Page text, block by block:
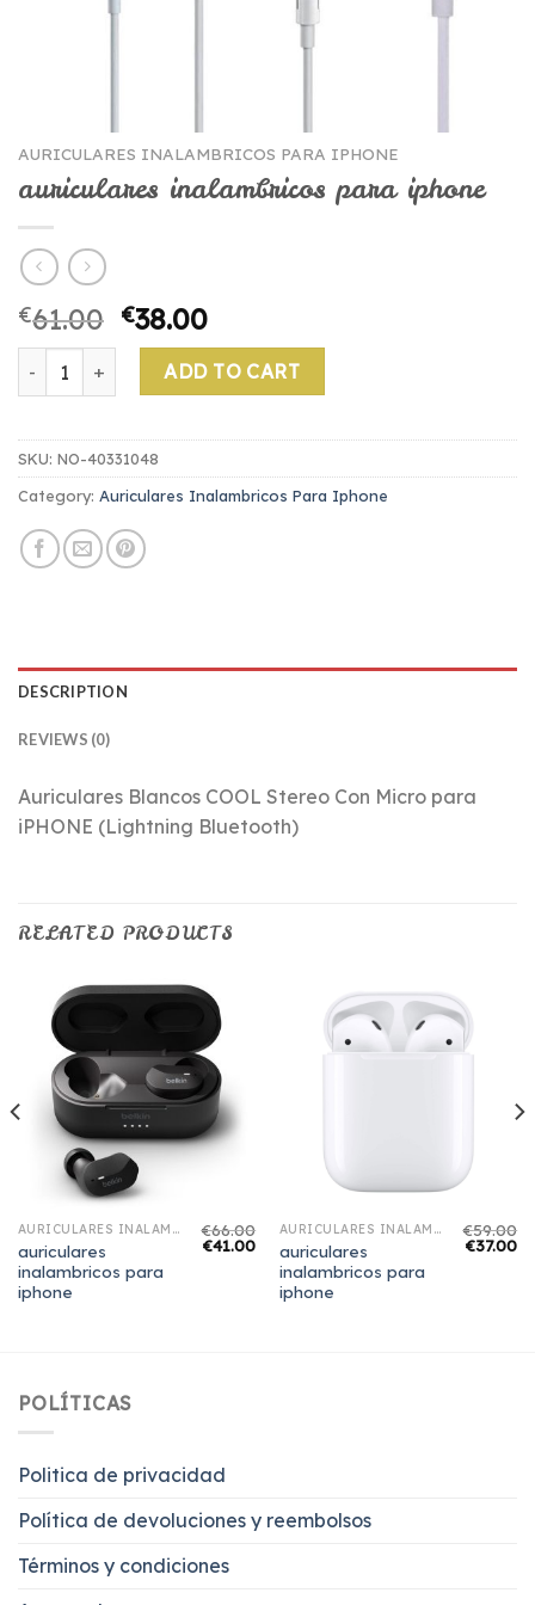
AURICULARES INALAMBRICOS PARA IPHONE
auriculares inalambricos para iphone
€61.00 €38.00
auriculares inalambricos para iphone quantity
ADD TO CART
SKU: NO-40331048
Category: Auriculares Inalambricos Para Iphone
DESCRIPTION
REVIEWS (0)
Auriculares Blancos COOL Stereo Con Micro para
iPHONE (Lightning Bluetooth)
RELATED PRODUCTS
AURICULARES INALAMBRICOS PARA IPHONE
auriculares
inalambricos para
iphone
€66.00
€41.00
AURICULARES INALAMBRICOS PARA IPHONE
auriculares
inalambricos para
iphone
€59.00
€37.00
POLÍTICAS
Politica de privacidad
Política de devoluciones y reembolsos
Términos y condiciones